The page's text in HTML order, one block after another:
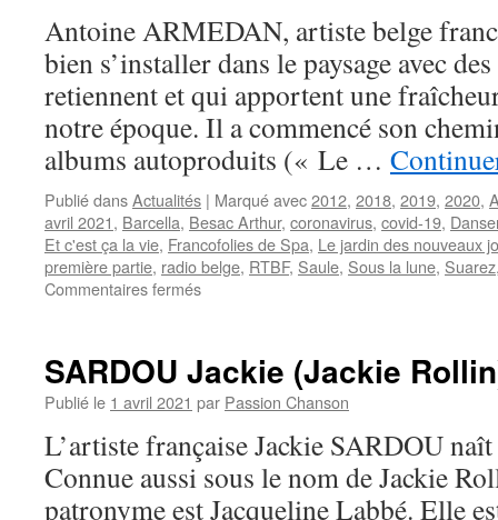
Antoine ARMEDAN, artiste belge
bien s’installer dans le paysage avec
retiennent et qui apportent une
notre époque. Il a commencé son
albums autoproduits (« Le …
Publié dansActualités | Marqué avec2012, 2018, 2019, 2020,
avril 2021, Barcella, Besac Arthur, coronavirus, covid-19,
Et c'est ça la vie, Francofolies de Spa, Le jardin des nouveaux
première partie, radio belge, RTBF, Saule, Sous la lune, Suarez
Commentaires ferméssur
la
vie
Nouveau
titre
d’Antoine
Armedan
SARDOU Jackie (Jackie
Publié le 1 avril 2021 par Passion Chanson
L’artiste française Jackie SARDOU
Connue aussi sous le nom de Jackie
patronyme est Jacqueline Labbé. Elle